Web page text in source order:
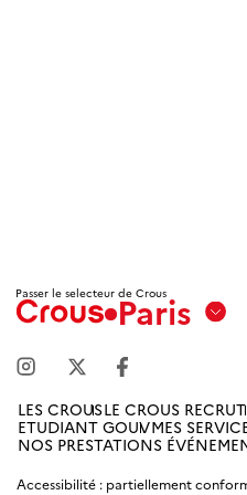
Passer le selecteur de Crous
Paris
Marseille
Amiens
LES CROUSLE CROUS
ETUDIANT GOUVMES
NOS PRESTATIONS
Accessibilité : partiellement